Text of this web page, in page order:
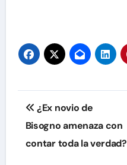
Navegación
de
entradas
¿Ex novio de
Bisogno amenaza con
contar toda la verdad?